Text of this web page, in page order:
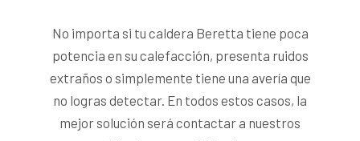
No importa si tu caldera Beretta tiene poca
potencia en su calefacción, presenta ruidos
extraños o simplemente tiene una avería que
no logras detectar. En todos estos casos, la
mejor solución será contactar a nuestros